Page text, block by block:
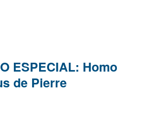
ESPECIAL: Homo
de Pierre